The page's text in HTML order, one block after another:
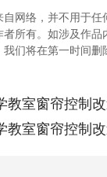
网络，并不用于
所有。如涉及作品
们将在第一时间删
教室窗帘控制
教室窗帘控制